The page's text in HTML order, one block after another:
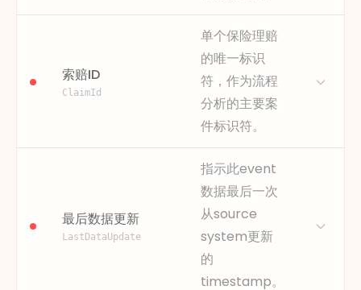
在分析中，此时间戳用于计算
不同步骤之间的持续时间、流
程周期以及等待时间。它是识
别延迟、衡量SLA（服务水平协
议）绩效并了解流程时间规律
的重要基础。
此timestamp提供了event的
时间顺序，这对于计算所有基
于时间的metrics（如cycle
time）和识别瓶颈至关重要。
此信息通常以创建或更新
timestamp的形式，与
FINEOS Claims中每个event
或状态记录相关联。
2023-10-26T10:00:00Z
描述了理赔流程中的某
个单独步骤或里程碑，例如
'Claim Submitted'、'Initial
Review Performed' 或
'Payment Issued'。每项
代表了对理赔采取的独特行
流程挖掘的基础。它揭示了实
流程，有助于识别工作积
瓶颈，并突出理赔遵循的
常见或例外路径。
它定义了流程中的各个步骤，
从而实现流程图的可视化，并
索赔ID
ClaimId
单个保险理赔
的唯一标识
符，作为流程
分析的主要案
件标识符。
理赔ID是贯穿理赔生命周期，
连接所有活动、事件和数据点
的基本键。它确保从最初提交
到最终结案的每一个触点，都
能作为单个案件被统一追踪。
在流程挖掘中，此属性对于重
构每个理赔案件的端到端旅程
最后数据更新
LastDataUpdate
指示此event
数据最后一次
从source
system更新
的
timestamp。